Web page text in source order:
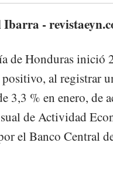
Ibarra -
de Honduras inició
positivo, al registrar
3,3 % en enero, de
de Actividad
el Banco Central